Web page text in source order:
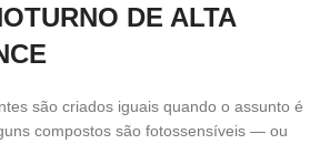
DE ALTA
são criados iguais quando o assunto é
compostos são fotossensíveis — ou